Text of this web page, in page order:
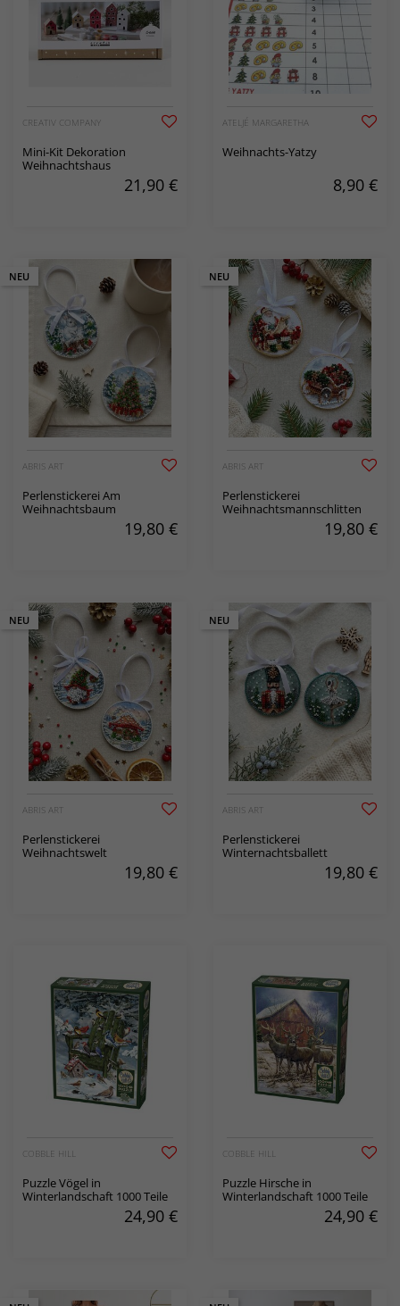
CREATIV COMPANY
Mini-Kit Dekoration
Weihnachtshaus
21,90 €
ATELJÉ MARGARETHA
Weihnachts-Yatzy
8,90 €
NEU
ABRIS ART
Perlenstickerei Am
Weihnachtsbaum
19,80 €
NEU
ABRIS ART
Perlenstickerei
Weihnachtsmannschlitten
19,80 €
NEU
ABRIS ART
Perlenstickerei
Weihnachtswelt
19,80 €
NEU
ABRIS ART
Perlenstickerei
Winternachtsballett
19,80 €
COBBLE HILL
Puzzle Vögel in
Winterlandschaft 1000 Teile
24,90 €
COBBLE HILL
Puzzle Hirsche in
Winterlandschaft 1000 Teile
24,90 €